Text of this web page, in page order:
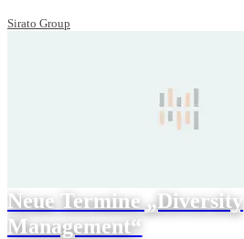
Sirato Group
Neue Termine „Diversity
Management“